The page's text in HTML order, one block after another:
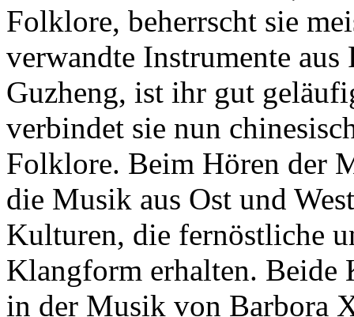
Folklore, beherrscht sie
verwandte Instrumente aus
Guzheng, ist ihr gut
verbindet sie nun
Folklore. Beim Hören der
die Musik aus Ost und
Kulturen, die fernöstliche
Klangform erhalten. Beide
in der Musik von Barbora